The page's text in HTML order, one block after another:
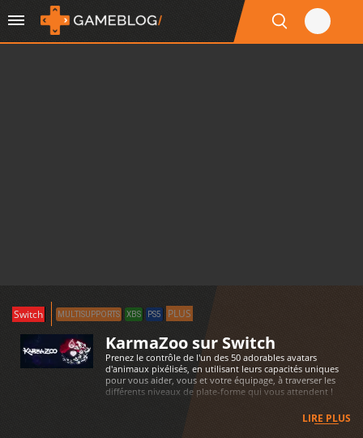
Switch MULTISUPPORTS XBS PS5 PLUS
KarmaZoo sur Switch
Prenez le contrôle de l'un des 50 adorables avatars
d'animaux pixélisés, en utilisant leurs capacités uniques
pour vous aider, vous et votre équipage, à traverser les
différents niveaux de plate-forme qui vous attendent !
LIRE PLUS